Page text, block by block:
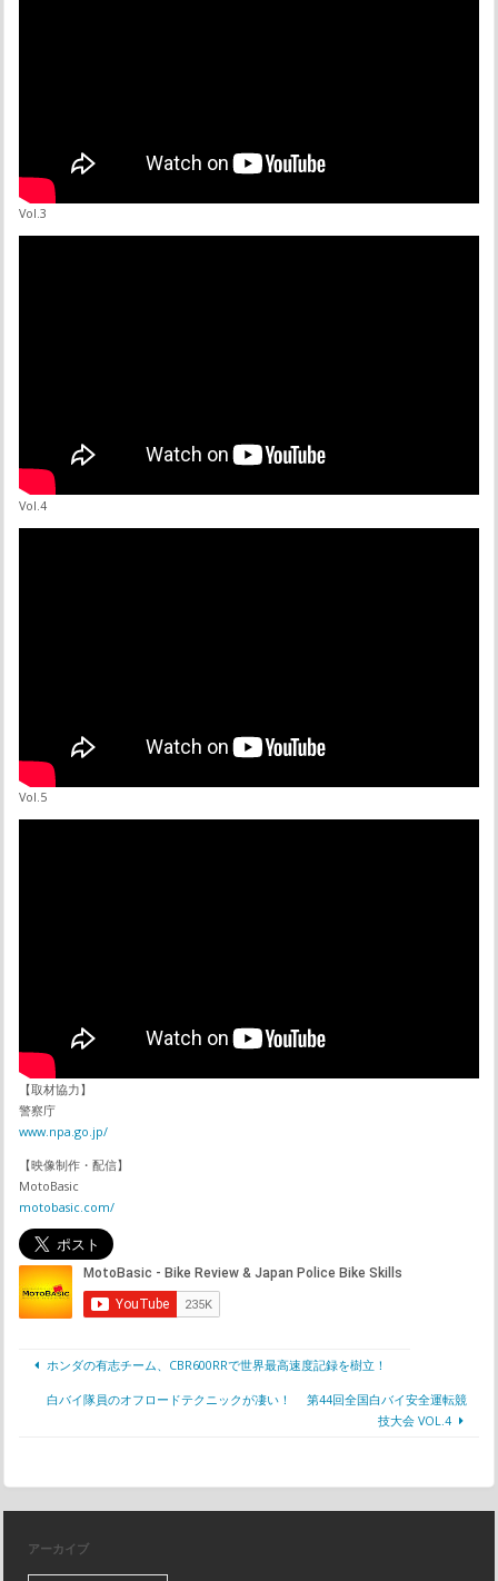
Vol.3
Vol.4
Vol.5
【取材協力】
警察庁
www.npa.go.jp/
【映像制作・配信】
MotoBasic
motobasic.com/
ホンダの有志チーム、CBR600RRで世界最高速度記録を樹立！
白バイ隊員のオフロードテクニックが凄い！ 第44回全国白バイ安全運転競
技大会 VOL.4
アーカイブ